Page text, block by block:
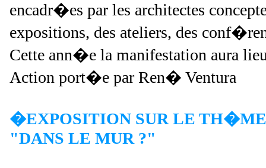
encadr�es par les architectes
expositions, des ateliers, des
Cette ann�e la manifestation aura
Action port�e par Ren� Ventura
�EXPOSITION SUR LE
"DANS LE MUR ?"